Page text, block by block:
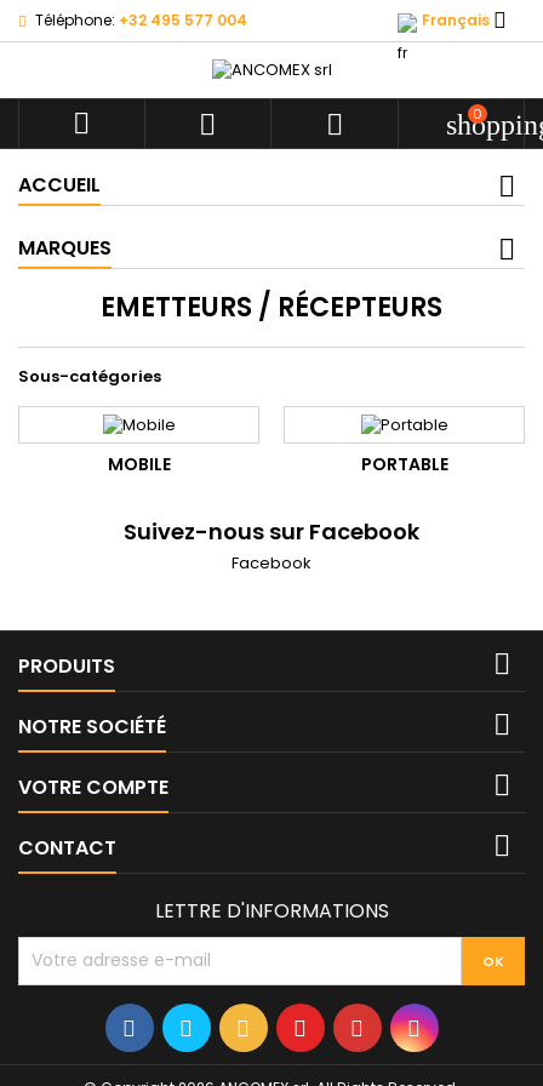
Téléphone: +32 495 577 004 Français 
   0
ACCUEIL
MARQUES
EMETTEURS / RÉCEPTEURS
Sous-catégories
MOBILE PORTABLE
Suivez-nous sur Facebook
Facebook
PRODUITS 
NOTRE SOCIÉTÉ 
VOTRE COMPTE 
CONTACT 
LETTRE D'INFORMATIONS